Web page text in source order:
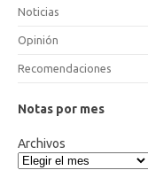
Noticias
Opinión
Recomendaciones
Notas por mes
Archivos